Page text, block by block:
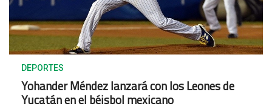
DEPORTES
Yohander Méndez lanzará con los Leones de
Yucatán en el béisbol mexicano